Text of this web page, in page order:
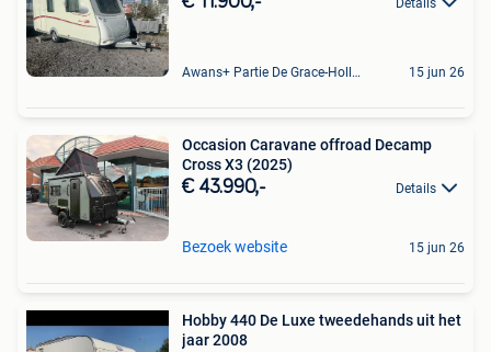
Details
Awans+ Partie De Grace-Hollogne 15 jun 26
Occasion Caravane offroad Decamp
Cross X3 (2025)
€ 43.990,- Details
Bezoek website 15 jun 26
Hobby 440 De Luxe tweedehands uit het
jaar 2008